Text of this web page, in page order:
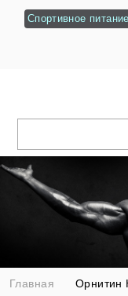
Спортивное питание
Главная Орнитин